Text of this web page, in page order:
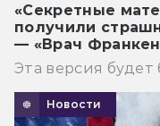
«Секретные
получили
— «Врач
Эта версия будет
Новости